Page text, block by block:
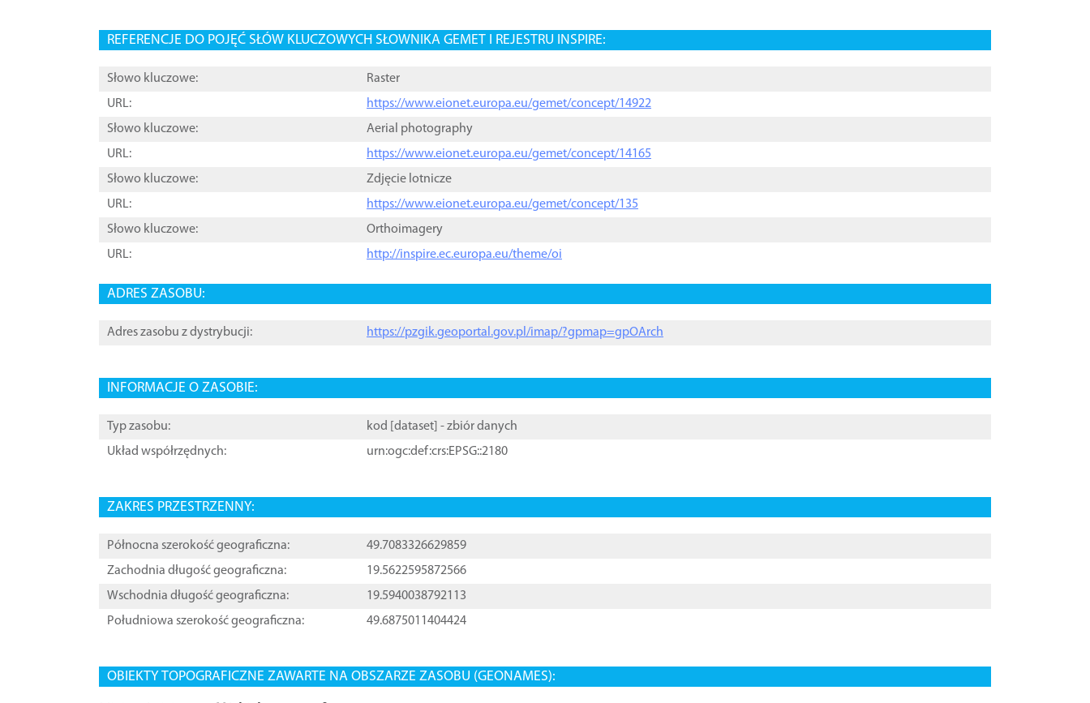
REFERENCJE DO POJĘĆ SŁÓW KLUCZOWYCH SŁOWNIKA GEMET I REJESTRU INSPIRE:
Słowo kluczowe:
Raster
URL:
https://www.eionet.europa.eu/gemet/concept/14922
Słowo kluczowe:
Aerial photography
URL:
https://www.eionet.europa.eu/gemet/concept/14165
Słowo kluczowe:
Zdjęcie lotnicze
URL:
https://www.eionet.europa.eu/gemet/concept/135
Słowo kluczowe:
Orthoimagery
URL:
http://inspire.ec.europa.eu/theme/oi
ADRES ZASOBU:
Adres zasobu z dystrybucji: https://pzgik.geoportal.gov.pl/imap/?gpmap=gpOArch
INFORMACJE O ZASOBIE:
Typ zasobu: kod [ dataset ] - zbiór danych
Układ współrzędnych:
urn:ogc:def:crs:EPSG::2180
ZAKRES PRZESTRZENNY:
Północna szerokość geograficzna:
49.7083326629859
Zachodnia długość geograficzna:
19.5622595872566
Wschodnia długość geograficzna:
19.5940038792113
Południowa szerokość geograficzna:
49.6875011404424
OBIEKTY TOPOGRAFICZNE ZAWARTE NA OBSZARZE ZASOBU (GEONAMES):